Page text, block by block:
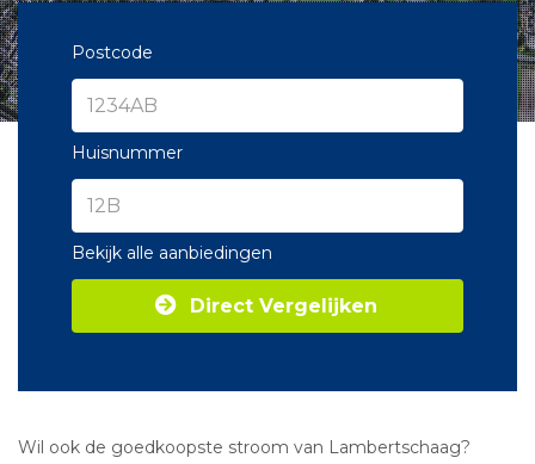
Postcode
Huisnummer
Bekijk alle aanbiedingen
Direct Vergelijken
Wil ook de goedkoopste stroom van Lambertschaag?